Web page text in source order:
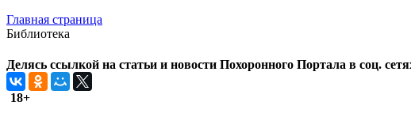
Главная страница
Библиотека
Делясь ссылкой на статьи и новости Похоронного Портала в соц.
18+